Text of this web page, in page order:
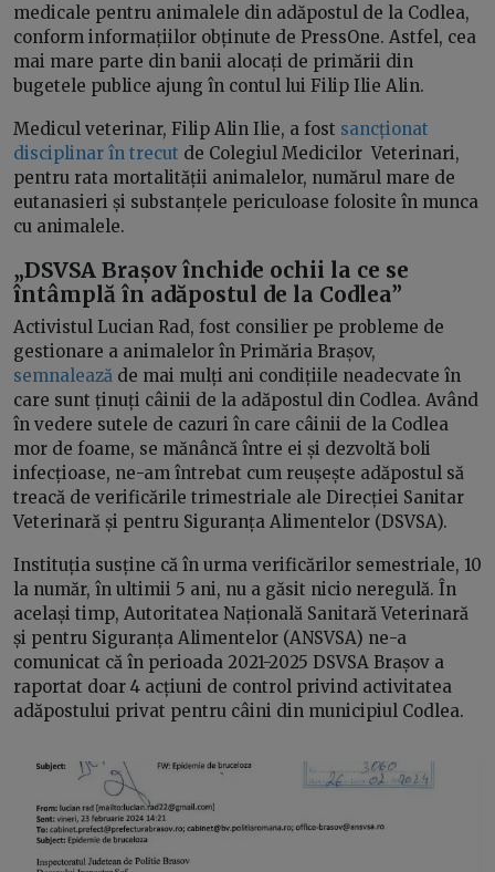
medicale pentru animalele din adăpostul de la Codlea,
conform informațiilor obținute de PressOne. Astfel, cea
mai mare parte din banii alocați de primării din
bugetele publice ajung în contul lui Filip Ilie Alin.
Medicul veterinar, Filip Alin Ilie, a fost sancționat
disciplinar în trecut de Colegiul Medicilor Veterinari,
pentru rata mortalității animalelor, numărul mare de
eutanasieri și substanțele periculoase folosite în munca
cu animalele.
„DSVSA Brașov închide ochii la ce se
întâmplă în adăpostul de la Codlea”
Activistul Lucian Rad, fost consilier pe probleme de
gestionare a animalelor în Primăria Brașov,
semnalează de mai mulți ani condițiile neadecvate în
care sunt ținuți câinii de la adăpostul din Codlea. Având
în vedere sutele de cazuri în care câinii de la Codlea
mor de foame, se mănâncă între ei și dezvoltă boli
infecțioase, ne-am întrebat cum reușește adăpostul să
treacă de verificările trimestriale ale Direcției Sanitar
Veterinară și pentru Siguranța Alimentelor (DSVSA).
Instituția susține că în urma verificărilor semestriale, 10
la număr, în ultimii 5 ani, nu a găsit nicio neregulă. În
același timp, Autoritatea Națională Sanitară Veterinară
și pentru Siguranța Alimentelor (ANSVSA) ne-a
comunicat că în perioada 2021-2025 DSVSA Brașov a
raportat doar 4 acțiuni de control privind activitatea
adăpostului privat pentru câini din municipiul Codlea.